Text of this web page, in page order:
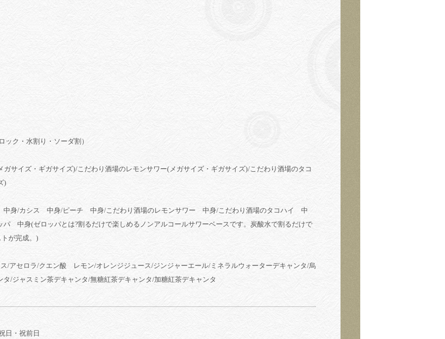
ク・水割り・ソーダ割）
サイズ・ギガサイズ)/こだわり酒場のレモンサワー(メガサイズ・ギガサイズ)/こだわり酒場のタコ
)
身/カシス 中身/ピーチ 中身/こだわり酒場のレモンサワー 中身/こだわり酒場のタコハイ 中
中身(ゼロッパとは?割るだけで楽しめるノンアルコールサワーベースです。炭酸水で割るだけで
が完成。)
/アセロラ/クエン酸 レモン/オレンジジュース/ジンジャーエール/ミネラルウォーターデキャンタ/烏
/ジャスミン茶デキャンタ/無糖紅茶デキャンタ/加糖紅茶デキャンタ
日・祝前日